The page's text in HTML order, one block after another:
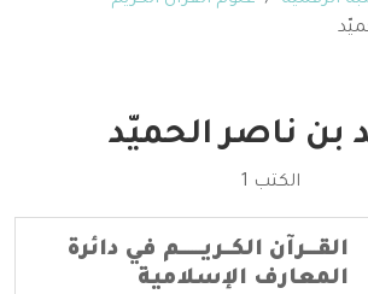
بن ناصر الحميّد
الكتب 1
القـــرآن الكــريــــــم في دائرة
المعارف الإسلامية